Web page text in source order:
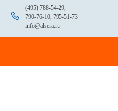
(495) 788-54-29,
790-76-10, 795-51-73
info@alsera.ru